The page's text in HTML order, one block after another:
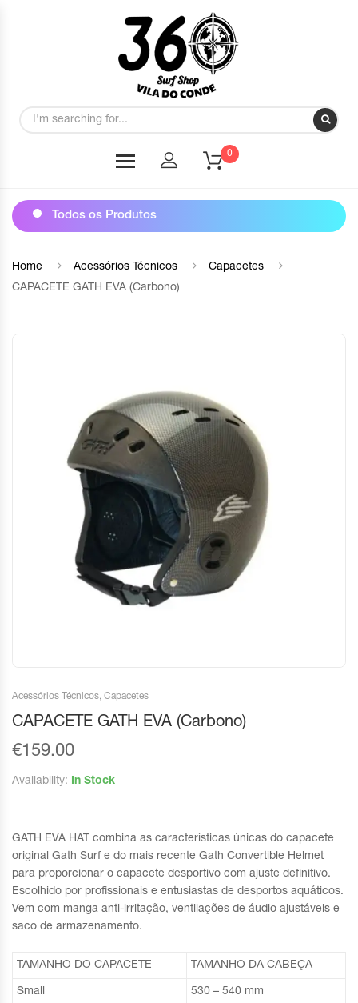
0
Todos os Produtos
Home Acessórios Técnicos
Capacetes
CAPACETE GATH EVA (Carbono)
Acessórios Técnicos, Capacetes
CAPACETE GATH EVA (Carbono)
€159.00
Availability: In Stock
GATH EVA HAT combina as características únicas do capacete
original Gath Surf e do mais recente Gath Convertible Helmet
para proporcionar o capacete desportivo com ajuste definitivo.
Escolhido por profissionais e entusiastas de desportos aquáticos.
Vem com manga anti-irritação, ventilações de áudio ajustáveis e
saco de armazenamento.
TAMANHO DO CAPACETE TAMANHO DA CABEÇA
Small 530 – 540 mm